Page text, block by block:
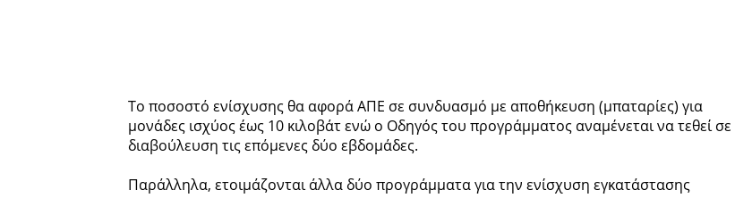
Το ποσοστό ενίσχυσης θα αφορά ΑΠΕ σε συνδυασμό με αποθήκευση (μπαταρίες) για
μονάδες ισχύος έως 10 κιλοβάτ ενώ ο Οδηγός του προγράμματος αναμένεται να τεθεί σε
διαβούλευση τις επόμενες δύο εβδομάδες.
Παράλληλα, ετοιμάζονται άλλα δύο προγράμματα για την ενίσχυση εγκατάστασης